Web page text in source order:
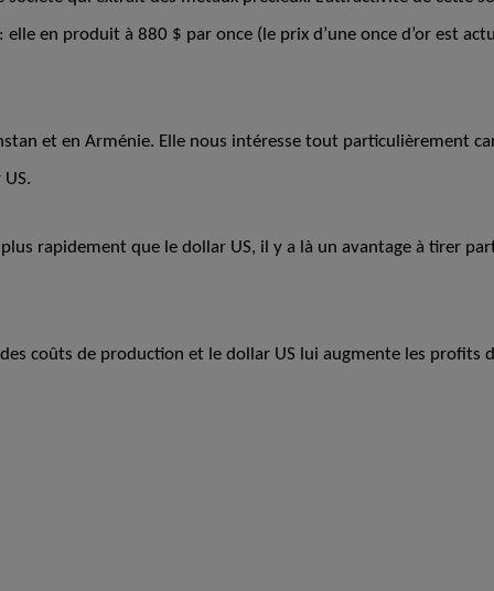
en produit à 880 $ par once (le prix d’une once d’or est
et en Arménie. Elle nous intéresse tout particulièrement
rapidement que le dollar US, il y a là un avantage à tirer
coûts de production et le dollar US lui augmente les profits